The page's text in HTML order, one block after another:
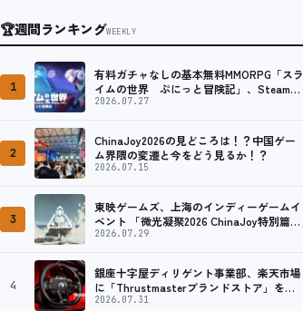
🏆週間ランキングWEEKLY
1
有料ガチャなしの基本無料MMORPG「スラ
イムの世界 ぷにっと冒険記」、Steam向
けの無料体験版が8月末に配信決定
2026.07.27
2
ChinaJoy2026の見どころは！？中国ゲー
ム界隈の変遷と今をどう見るか！？
2026.07.15
3
東映ゲームズ、上海のインディーゲームイ
ベント 「微光凝聚2026 ChinaJoy特別篇」
に登壇！
2026.07.29
4
銀座十字屋ディリゲント事業部、楽天市場
に「Thrustmasterブランドストア」をオ
ープン。記念キャンペーンでポイントアッ
2026.07.31